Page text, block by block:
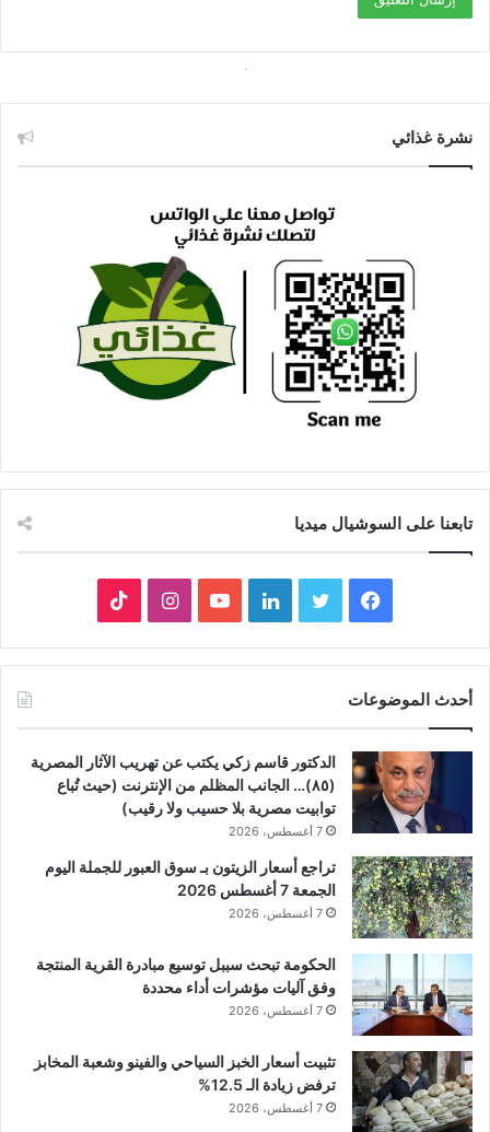
نشرة غذائي
تابعنا على السوشيال ميديا
فيسبوك تويتر لينكدإنيوتيوبانستقرام
أحدث الموضوعات
الدكتور قاسم زكي يكتب عن تهريب الآثار المصرية
(٨٥)… الجانب المظلم من الإنترنت (حيث تُباع
توابيت مصرية بلا حسيب ولا رقيب)
7 أغسطس، 2026
تراجع أسعار الزيتون بـ سوق العبور للجملة اليوم
الجمعة 7 أغسطس 2026
7 أغسطس، 2026
الحكومة تبحث سببل توسيع مبادرة القرية المنتجة
وفق آليات مؤشرات أداء محددة
7 أغسطس، 2026
تثبيت أسعار الخبز السياحي والفينو وشعبة المخابز
ترفض زيادة الـ 12.5%
7 أغسطس، 2026